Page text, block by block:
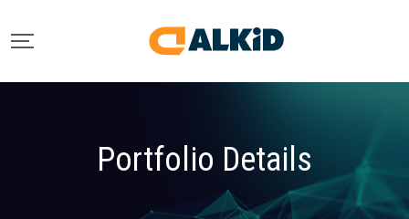
Portfolio Details